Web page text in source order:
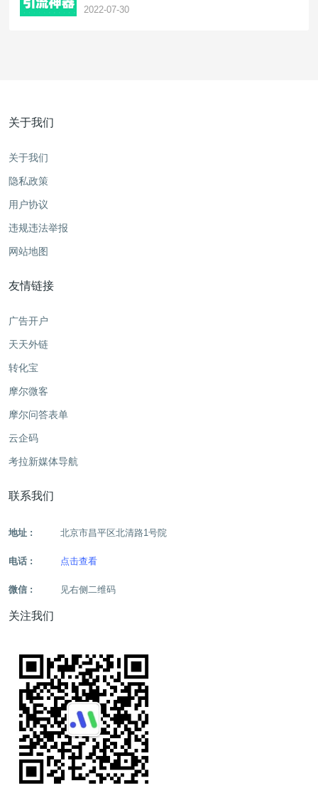
2022-07-30
关于我们
关于我们
隐私政策
用户协议
违规违法举报
网站地图
友情链接
广告开户
天天外链
转化宝
摩尔微客
摩尔问答表单
云企码
考拉新媒体导航
联系我们
地址 : 北京市昌平区北清路1号院
电话 : 点击查看
微信 : 见右侧二维码
关注我们